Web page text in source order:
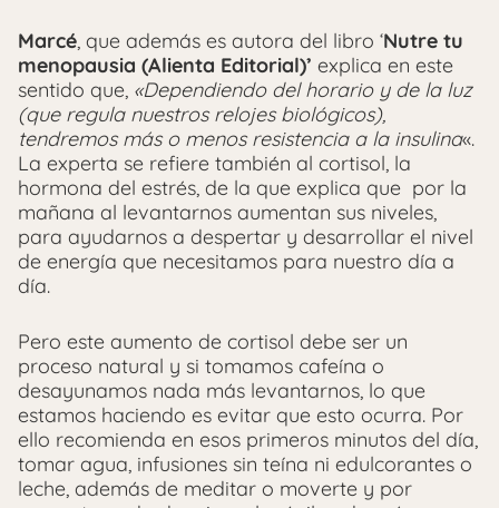
Marcé, que además es autora del libro ‘Nutre tu
menopausia (Alienta Editorial)’ explica en este
sentido que, «Dependiendo del horario y de la luz
(que regula nuestros relojes biológicos),
tendremos más o menos resistencia a la insulina«.
La experta se refiere también al cortisol, la
hormona del estrés, de la que explica que por la
mañana al levantarnos aumentan sus niveles,
para ayudarnos a despertar y desarrollar el nivel
de energía que necesitamos para nuestro día a
día.
Pero este aumento de cortisol debe ser un
proceso natural y si tomamos cafeína o
desayunamos nada más levantarnos, lo que
estamos haciendo es evitar que esto ocurra. Por
ello recomienda en esos primeros minutos del día,
tomar agua, infusiones sin teína ni edulcorantes o
leche, además de meditar o moverte y por